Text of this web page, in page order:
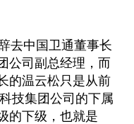
去中国卫通董事长
公司副总经理，而
的温云松只是从前
技集团公司的下属
的下级，也就是